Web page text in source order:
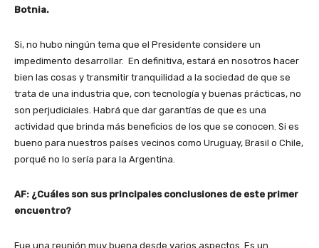
Botnia.
Si, no hubo ningún tema que el Presidente considere un
impedimento desarrollar. En definitiva, estará en nosotros hacer
bien las cosas y transmitir tranquilidad a la sociedad de que se
trata de una industria que, con tecnología y buenas prácticas, no
son perjudiciales. Habrá que dar garantías de que es una
actividad que brinda más beneficios de los que se conocen. Si es
bueno para nuestros países vecinos como Uruguay, Brasil o Chile,
porqué no lo sería para la Argentina.
AF: ¿Cuáles son sus principales conclusiones de este primer
encuentro?
Fue una reunión muy buena desde varios aspectos. Es un